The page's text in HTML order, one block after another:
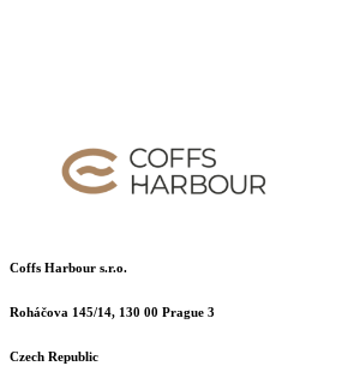
Coffs Harbour s.r.o.
Roháčova 145/14, 130 00 Prague 3
Czech Republic